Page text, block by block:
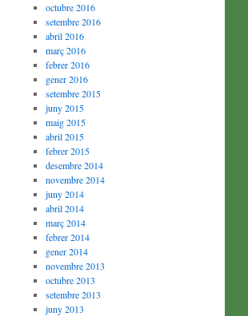
octubre 2016
setembre 2016
abril 2016
març 2016
febrer 2016
gener 2016
setembre 2015
juny 2015
maig 2015
abril 2015
febrer 2015
desembre 2014
novembre 2014
juny 2014
abril 2014
març 2014
febrer 2014
gener 2014
novembre 2013
octubre 2013
setembre 2013
juny 2013